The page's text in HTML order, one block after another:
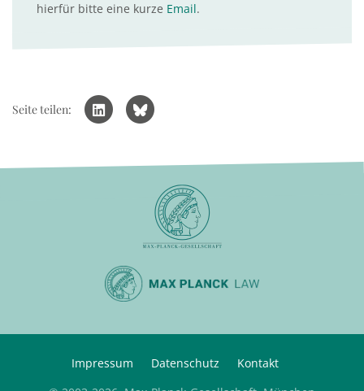
hierfür bitte eine kurze Email.
Seite teilen:
Impressum Datenschutz
Kontakt